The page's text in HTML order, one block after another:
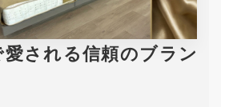
される信頼のブラン